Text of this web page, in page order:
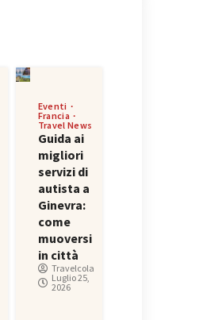
Eventi
Francia
Travel News
Guida ai
migliori
servizi di
autista a
Ginevra:
come
muoversi
in città
Travelcola
Luglio 25,
2026